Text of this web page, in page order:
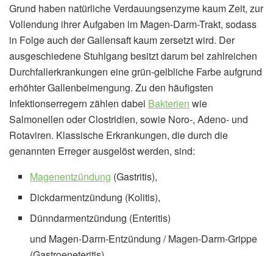
Grund haben natürliche Verdauungsenzyme kaum Zeit, zur
Vollendung ihrer Aufgaben im Magen-Darm-Trakt, sodass
in Folge auch der Gallensaft kaum zersetzt wird. Der
ausgeschiedene Stuhlgang besitzt darum bei zahlreichen
Durchfallerkrankungen eine grün-gelbliche Farbe aufgrund
erhöhter Gallenbeimengung. Zu den häufigsten
Infektionserregern zählen dabei Bakterien wie
Salmonellen oder Clostridien, sowie Noro-, Adeno- und
Rotaviren. Klassische Erkrankungen, die durch die
genannten Erreger ausgelöst werden, sind:
Magenentzündung (Gastritis),
Dickdarmentzündung (Kolitis),
Dünndarmentzündung (Enteritis)
und Magen-Darm-Entzündung / Magen-Darm-Grippe